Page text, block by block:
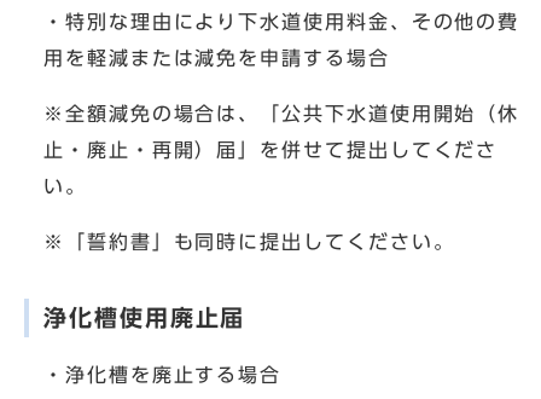
・特別な理由により下水道使用料金、その他の費
用を軽減または減免を申請する場合
※全額減免の場合は、「公共下水道使用開始（休
止・廃止・再開）届」を併せて提出してくださ
い。
※「誓約書」も同時に提出してください。
浄化槽使用廃止届
・浄化槽を廃止する場合